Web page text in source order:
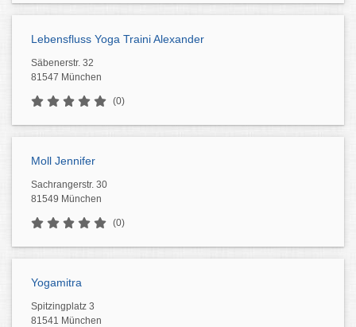
Lebensfluss Yoga Traini Alexander
Säbenerstr. 32
81547 München
(0)
Moll Jennifer
Sachrangerstr. 30
81549 München
(0)
Yogamitra
Spitzingplatz 3
81541 München